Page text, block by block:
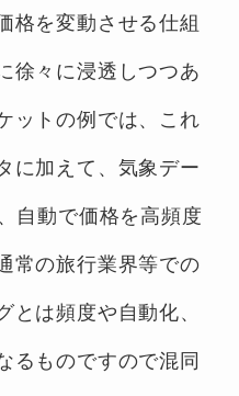
格を変動させる仕組
徐々に浸透しつつあ
ットの例では、これ
に加えて、気象デー
自動で価格を高頻度
常の旅行業界等での
とは頻度や自動化、
るものですので混同